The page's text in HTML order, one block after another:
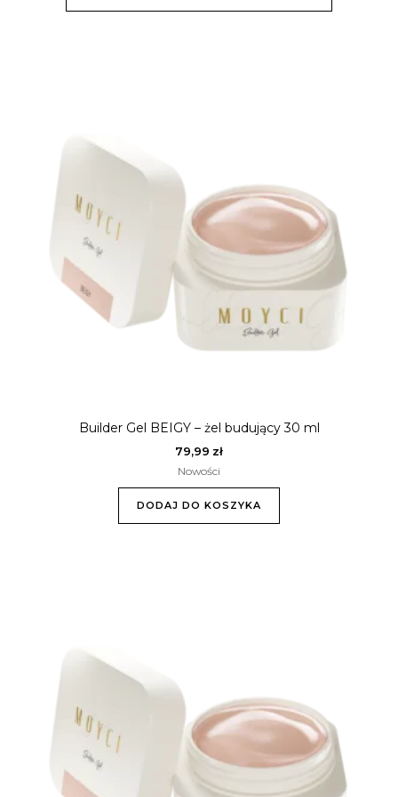
Builder Gel BEIGY – żel budujący 30 ml
79,99 zł
Nowości
DODAJ DO KOSZYKA